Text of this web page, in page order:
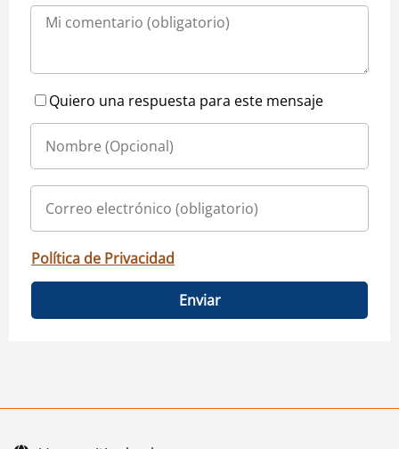
Quiero una respuesta para este mensaje
Política de Privacidad
Enviar